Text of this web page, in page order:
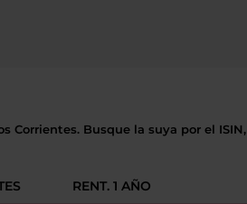
Corrientes. Busque la suya por el ISIN,
RENT. 1 AÑO